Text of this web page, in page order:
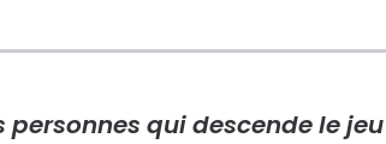
qui descende le jeu